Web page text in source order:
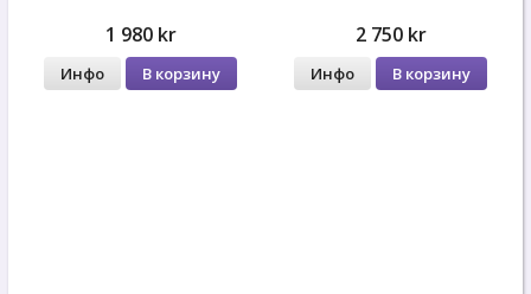
1 980 kr
Инфо В корзину
2 750 kr
Инфо В корзину